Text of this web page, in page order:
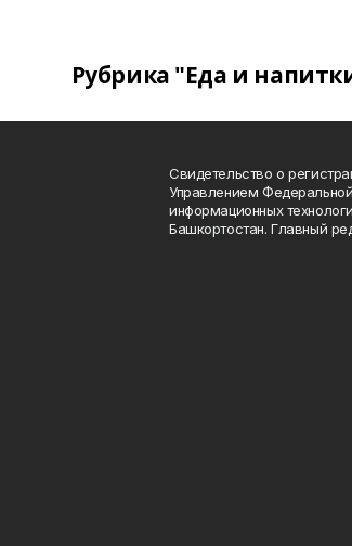
Рубрика "Еда и
Свидетельство о
Управлением
информационных
Башкортостан. Главный